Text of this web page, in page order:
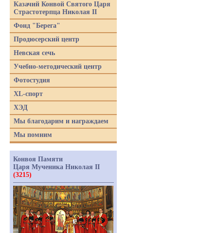
Казачий Конвой Святого Царя
Страстотерпца Николая II
Фонд "Берега"
Продюсерский центр
Невская сечь
Учебно-методический центр
Фотостудия
XL-спорт
ХЭД
Мы благодарим и награждаем
Мы помним
Конвоя Памяти
Царя Мученика Николая II
(3215)